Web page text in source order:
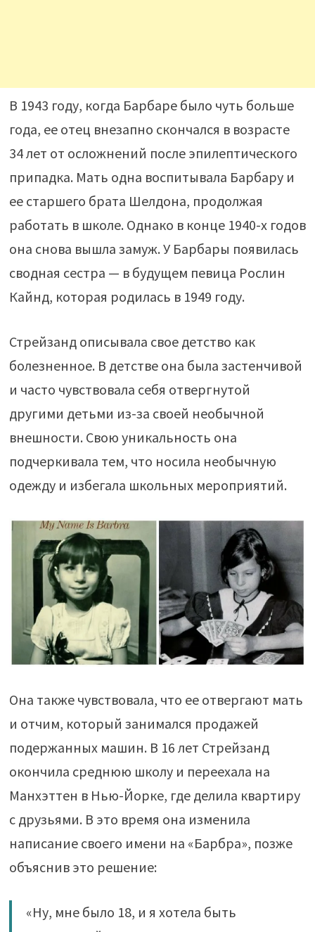
В 1943 году, когда Барбаре было чуть больше
года, ее отец внезапно скончался в возрасте
34 лет от осложнений после эпилептического
припадка. Мать одна воспитывала Барбару и
ее старшего брата Шелдона, продолжая
работать в школе. Однако в конце 1940-х годов
она снова вышла замуж. У Барбары появилась
сводная сестра — в будущем певица Рослин
Кайнд, которая родилась в 1949 году.
Стрейзанд описывала свое детство как
болезненное. В детстве она была застенчивой
и часто чувствовала себя отвергнутой
другими детьми из-за своей необычной
внешности. Свою уникальность она
подчеркивала тем, что носила необычную
одежду и избегала школьных мероприятий.
Она также чувствовала, что ее отвергают мать
и отчим, который занимался продажей
подержанных машин. В 16 лет Стрейзанд
окончила среднюю школу и переехала на
Манхэттен в Нью-Йорке, где делила квартиру
с друзьями. В это время она изменила
написание своего имени на «Барбра», позже
объяснив это решение:
«Ну, мне было 18, и я хотела быть